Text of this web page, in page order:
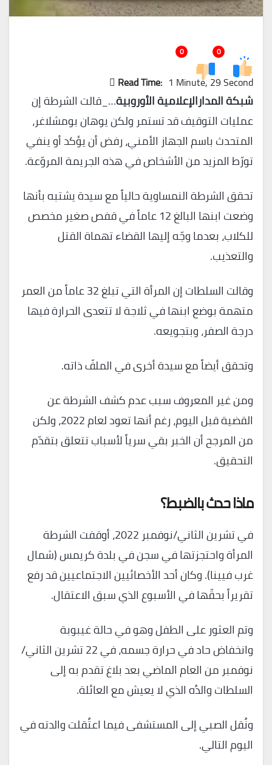
0
0
Read Time: 1 Minute, 29 Second
شبكة المدارالإعلامية الأوروبية…_قالت الشرطة إن
عمليات التوقيف قد تستمر ولكن يوهان بومشلاغر،
المتحدث باسم الجهاز الأمني، رفض أن يؤكد أو ينفي
تورّط المزيد من الأشخاص في هذه الجريمة المروّعة.
تحقق الشرطة النمساوية حالياً مع سيدة يشتبه بأنها
وضعت ابنها البالغ 12 عاماً في قفص صغير مخصص
للكلاب، بعدما وجّه إليها القضاء تهماة القتل
والتعذيب.
وقالت السلطات إن المرأة التي تبلغ 32 عاماً من العمر
متهمة بوضع ابنها في ثلاجة لا تتعدى الحرارة فيها
درجة الصفر، وبتجويعه.
وتحقق أيضاً مع سيدة أخرى في الملفّ ذاته.
ومن غير المعروف سبب عدم كشف الشرطة عن
القضية قبل اليوم، رغم أنها تعود لعام 2022، ولكن
من المرجح أن الخبر بقي سرياً لأسباب تتعلق بتقدّم
التحقيق.
ماذا حدث بالضبط؟
في تشرين الثاني/نوفمبر 2022، أوقفت الشرطة
المرأة واحتجزتها في سجن في بلدة كريمس (شمال
غرب فيينا). وكان أحد الأخصائيين الاجتماعيين قد رفع
تقريراً بحقّها في الأسبوع الذي سبق الاعتقال.
وتم العثور على الطفل وهو في حالة غيبوبة
وانخفاض حاد في حرارة جسمه، في 22 تشرين الثاني/
نوفمبر من العام الماضي بعد بلاغ تقدم به إلى
السلطات والدُه الذي لا يعيش مع العائلة.
ونُقل الصبي إلى المستشفى فيما اعتُقلت والدته في
اليوم التالي.